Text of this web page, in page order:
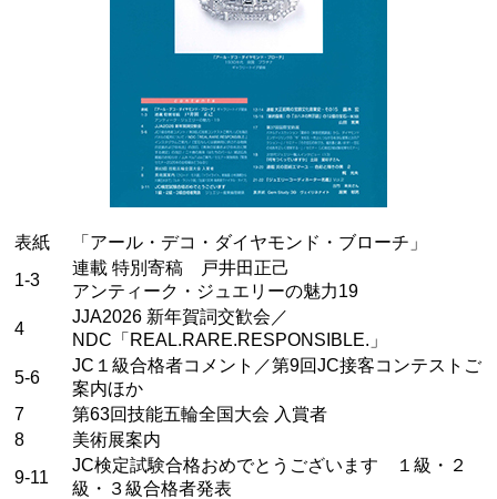
表紙
「アール・デコ・ダイヤモンド・ブローチ」
1-3
連載 特別寄稿 戸井田正己
アンティーク・ジュエリーの魅力19
4
JJA2026 新年賀詞交歓会／
NDC「REAL.RARE.RESPONSIBLE.」
5-6
JC１級合格者コメント／第9回JC接客コンテストご
案内ほか
7
第63回技能五輪全国大会 入賞者
8
美術展案内
9-11
JC検定試験合格おめでとうございます １級・２
級・３級合格者発表